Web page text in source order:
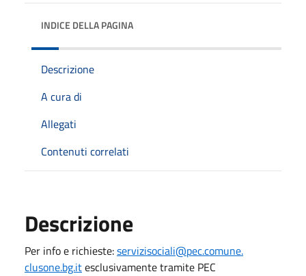
INDICE DELLA PAGINA
Descrizione
A cura di
Allegati
Contenuti correlati
Descrizione
Per info e richieste:servizisociali@pec.comune.
clusone.bg.itesclusivamente tramite PEC